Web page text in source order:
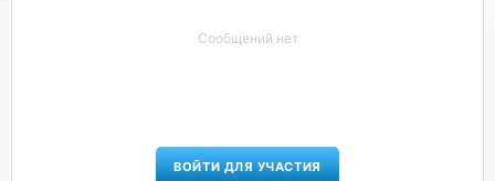
Сообщений нет
ВОЙТИ ДЛЯ УЧАСТИЯ